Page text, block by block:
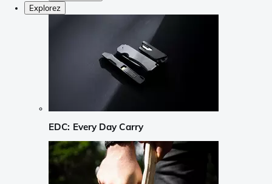
Explorez
EDC: Every Day Carry